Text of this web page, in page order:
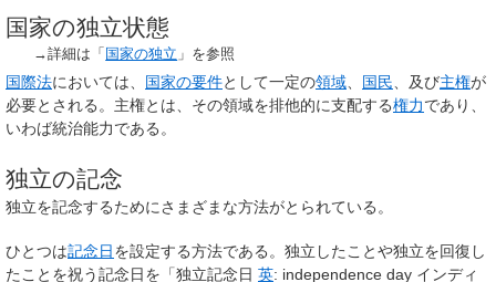
国家の独立状態
→詳細は「 国家の独立 」を参照
国際法においては、 国家の要件として一定の領域、 国民、及び主権が
必要とされる。主権とは、その領域を排他的に支配する権力であり、
いわば統治能力である。
独立の記念
独立を記念するためにさまざまな方法がとられている。
ひとつは記念日を設定する方法である。独立したことや独立を回復し
たことを祝う記念日を「独立記念日 英: independence day インディ